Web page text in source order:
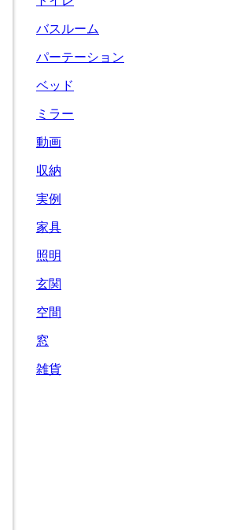
バスルーム
パーテーション
ベッド
ミラー
動画
収納
実例
家具
照明
玄関
空間
窓
雑貨